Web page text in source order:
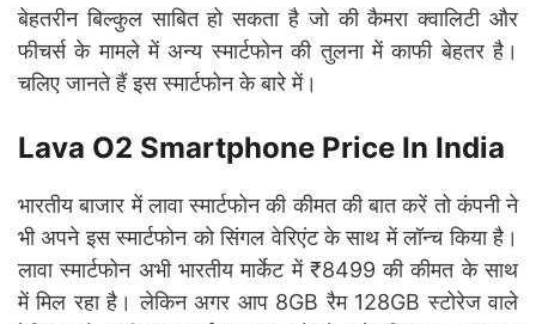
बेहतरीन बिल्कुल साबित हो सकता है जो की कैमरा क्वालिटी और
फीचर्स के मामले में अन्य स्मार्टफोन की तुलना में काफी बेहतर है।
चलिए जानते हैं इस स्मार्टफोन के बारे में।
Lava O2 Smartphone Price In India
भारतीय बाजार में लावा स्मार्टफोन की कीमत की बात करें तो कंपनी ने
भी अपने इस स्मार्टफोन को सिंगल वेरिएंट के साथ में लॉन्च किया है।
लावा स्मार्टफोन अभी भारतीय मार्केट में ₹8499 की कीमत के साथ
में मिल रहा है। लेकिन अगर आप 8GB रैम 128GB स्टोरेज वाले